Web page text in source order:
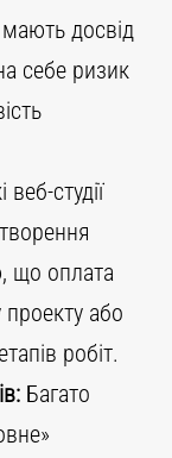
досвід
себе ризик
веб-студії
що оплата
або
робіт.
Багато